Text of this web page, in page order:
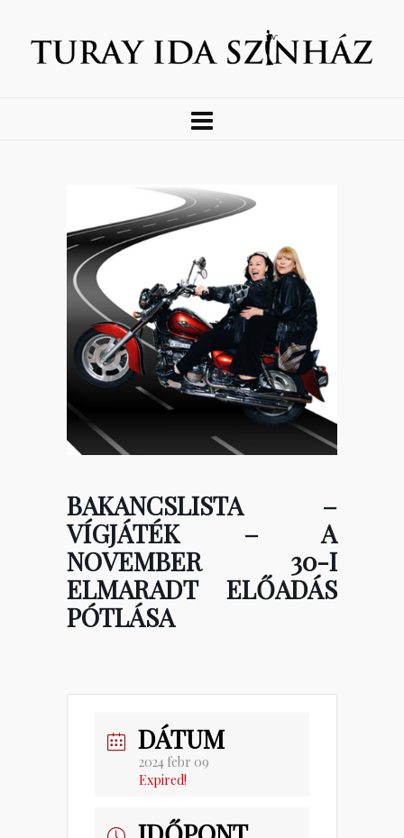
BAKANCSLISTA –
VÍGJÁTÉK – A
NOVEMBER 30-I
ELMARADT ELŐADÁS
PÓTLÁSA
DÁTUM
2024 febr 09
Expired!